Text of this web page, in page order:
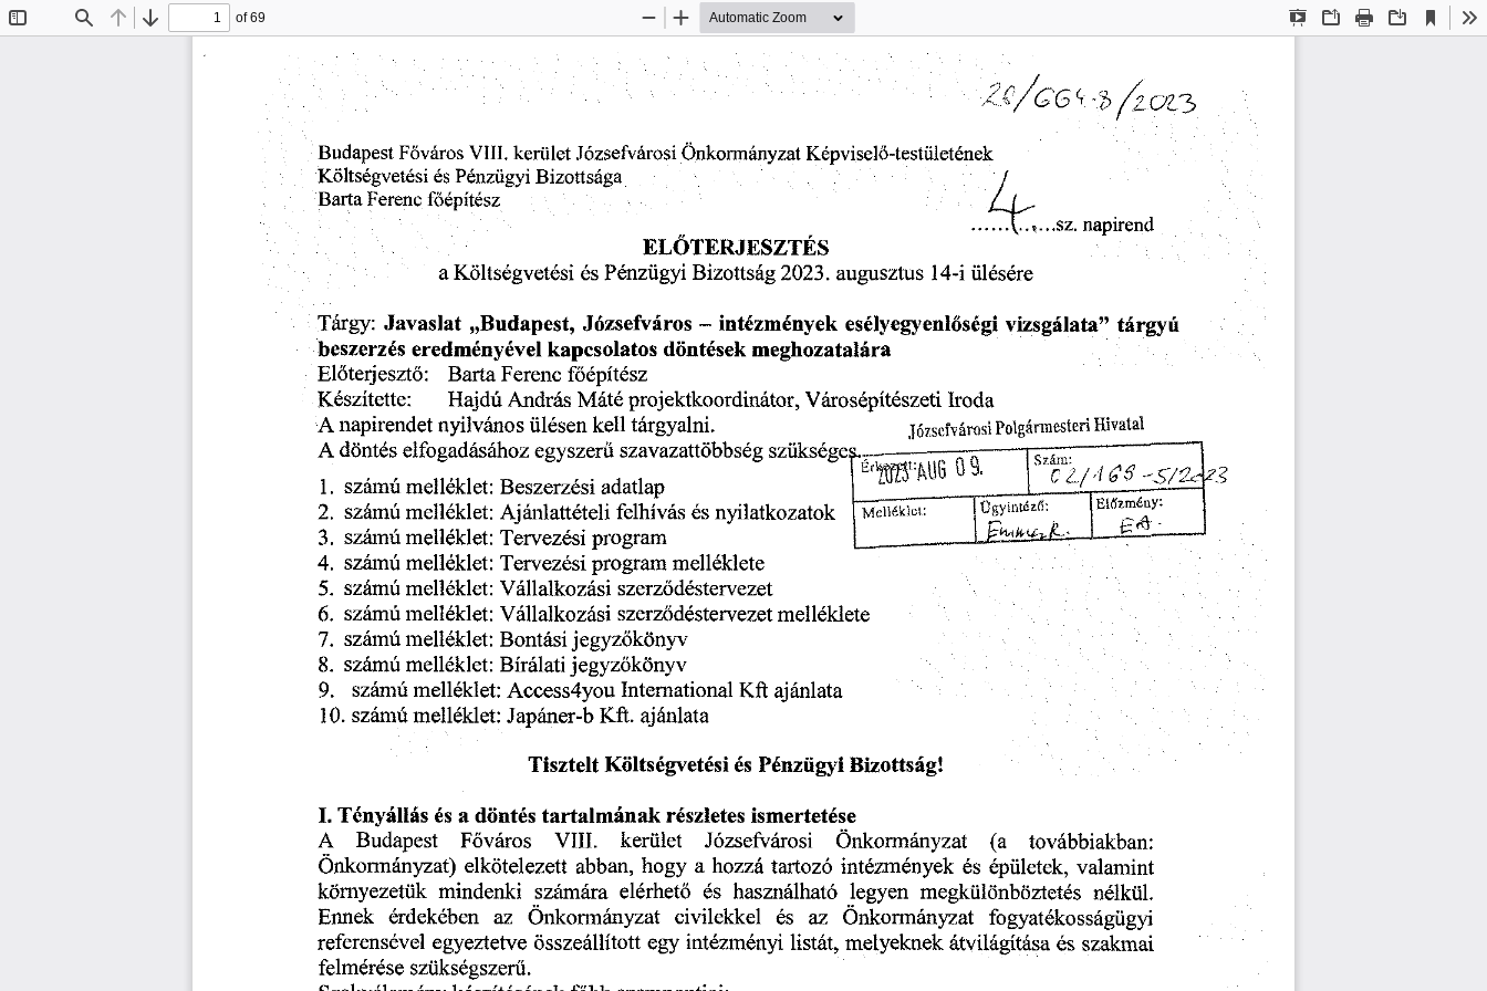
Find Previous
Next
of 69
Presentation
OpenPrint Download
Current
View
Zoom
Zoom
4
....(..»...sz. napirend
Budapest Főváros Vili, kerület Józsefvárosi Önkormányzat Képviselő-testületének
Költségvetési és Pénzügyi Bizottsága
Barta Ferenc főépítész
ELŐTERJESZTÉS
a Költségvetési és Pénzügyi Bizottság 2023. augusztus 14-i ülésére
Tárgy: Javaslat „Budapest, Józsefváros - intézmények esélyegyenlőségi vizsgálata” tárgyú
beszerzés eredményével kapcsolatos döntések meghozatalára
Előterjesztő: Barta Ferenc főépítész
Készítette:
Hajdú András Máté projektkoordinátor, Városépítészeti Iroda
A napirendet nyilvános ülésen kell tárgyalni.
A döntés elfogadásához egyszerű szavazattöbbség szükséges,-
Józsefvárosi Polgármesteri Hivatal
WM6 0 9.
bt'
Szám:
1. számú melléklet: Beszerzési adatlap
2.
számú melléklet: Ajánlattételi felhívás és nyilatkozatok
3.
számú melléklet: Tervezési program
4.
számú melléklet: Tervezési program melléklete
5.
számú melléklet: Vállalkozási szerződéstervezet
Melléklet:
Előzmény:
6. számú melléklet: Vállalkozási szerződéstervezetmelléklete
7.
számú melléklet: Bontási jegyzőkönyv
8.
számú melléklet: Bírálati jegyzőkönyv
9.
számú melléklet: Access4you International Kft ajánlata
10.
számú melléklet: Japáner-b Kft. ajánlata
Tisztelt Költségvetési és Pénzügyi Bizottság!
I. Tényállás és a döntés tartalmának részletes ismertetése
A Budapest Főváros VIII. kerület Józsefvárosi Önkormányzat (a
továbbiakban:
Önkormányzat) elkötelezett abban, hogy a hozzá tartozó intézmények és épületek, valamint
környezetük mindenki számára elérhető és használható legyen megkülönböztetés nélkül.
Ennek
érdekében az Önkormányzat civilekkel és az Önkormányzat
fogyatékosságügyi
referensével egyeztetve összeállított egy intézményi listát, melyeknek átvilágítása és szakmai
felmérése szükségszerű.